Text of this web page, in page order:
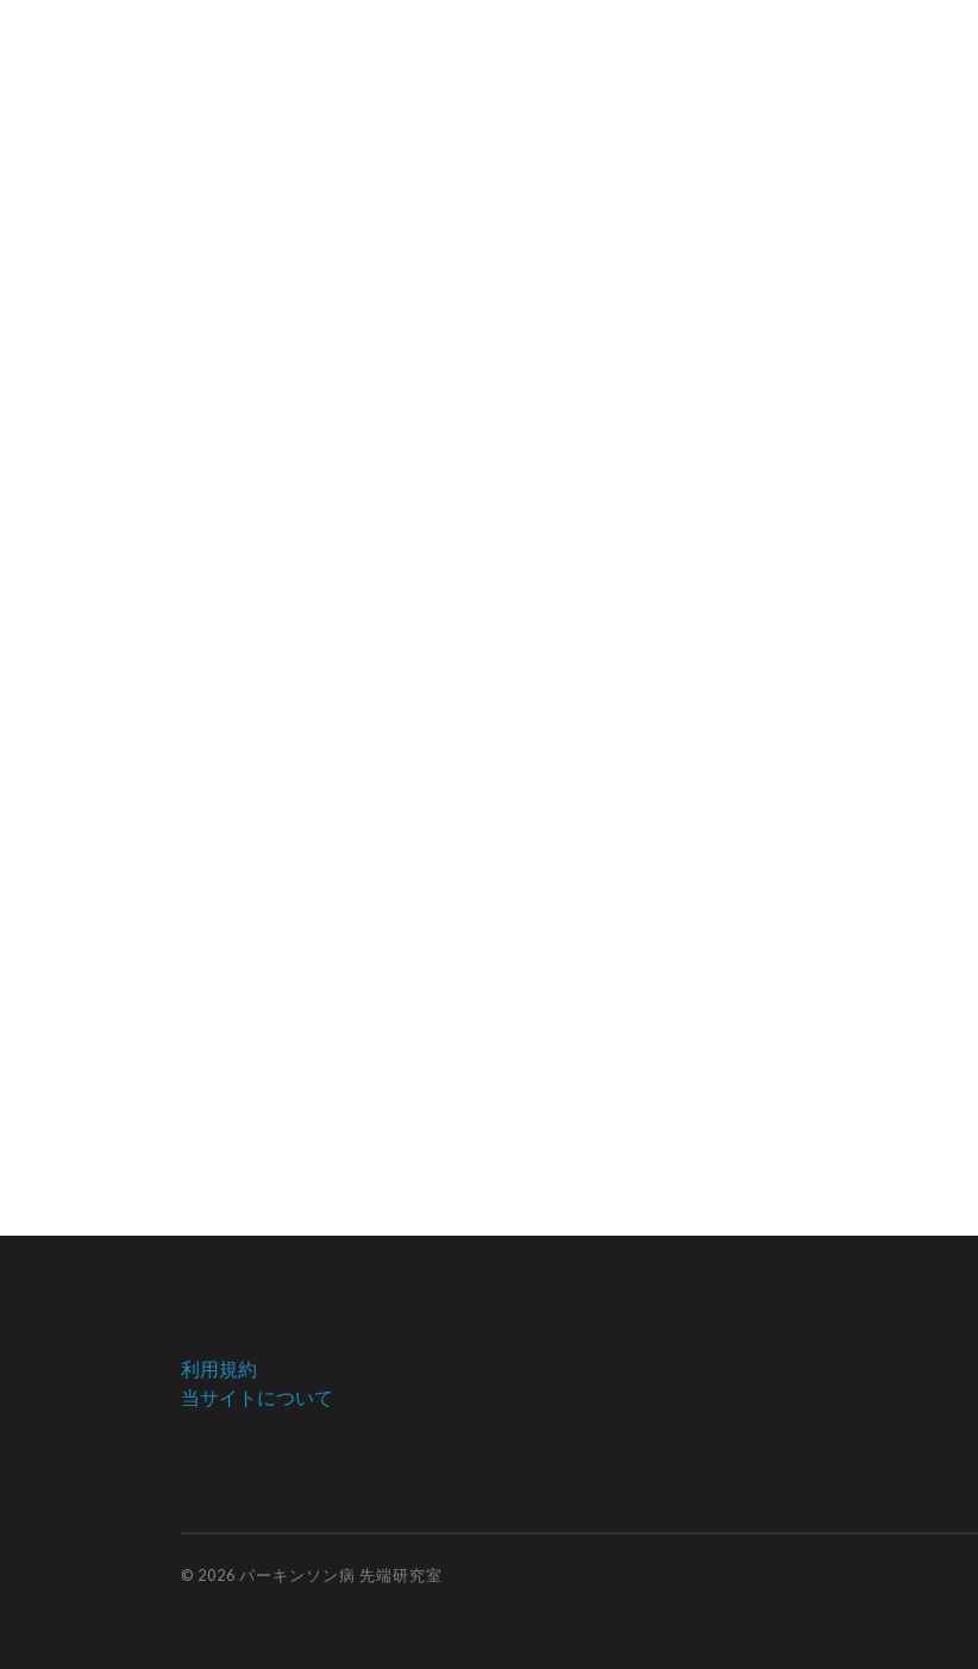
利用規約
当サイトについて
© 2026 パーキンソン病 先端研究室